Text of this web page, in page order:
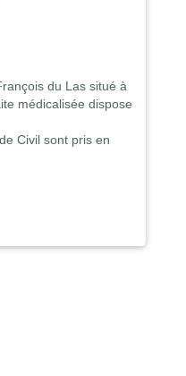
du Las situé à
médicalisée dispose
Civil sont pris en